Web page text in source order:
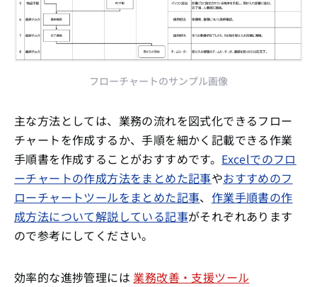
フローチャートのサンプル画像
主な方法としては、業務の流れを図式化できるフロー
チャートを作成するか、手順を細かく記載できる作業
手順書を作成することがおすすめです。 Excelでのフロ
ーチャートの作成方法をまとめた記事やおすすめのフ
ローチャートツールをまとめた記事、 作業手順書の作
成方法について解説している記事がそれぞれあります
ので参考にしてください。
効率的な進捗管理には 業務改善・支援ツール